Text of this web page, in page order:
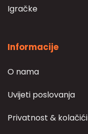
Igračke
Informacije
O nama
Uvijeti poslovanja
Privatnost & kolačići